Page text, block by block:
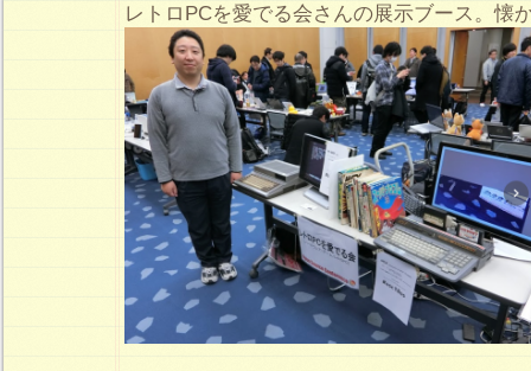
レトロPCを愛でる会さんの展示ブース。懐